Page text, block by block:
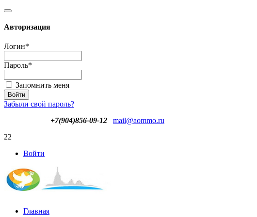
Авторизация
Логин*
Пароль*
Запомнить меня
Забыли свой пароль?
+7(904)856-09-12
mail@aommo.ru
22
Войти
Главная